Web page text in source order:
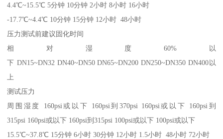
4.4℃~15.5℃ 5分钟 10分钟 2小时 8小时 16小时
-17.7℃~4.4℃ 10分钟 15分钟 12小时 48小时
压力测试前建议固化时间
相对湿度60%以
下 DN15~DN32 DN40~DN50 DN65~DN200 DN250~DN350 DN400以
上
测试压力
周围湿度 160psi或以下 160psi到370psi 160psi或以下 160psi到
315psi 160psi或以下 160psi到315psi 100psi或以下 100psi或以下
15.5℃~37.8℃ 15分钟 6小时 30分钟 12小时 1.5小时 48小时 72小时